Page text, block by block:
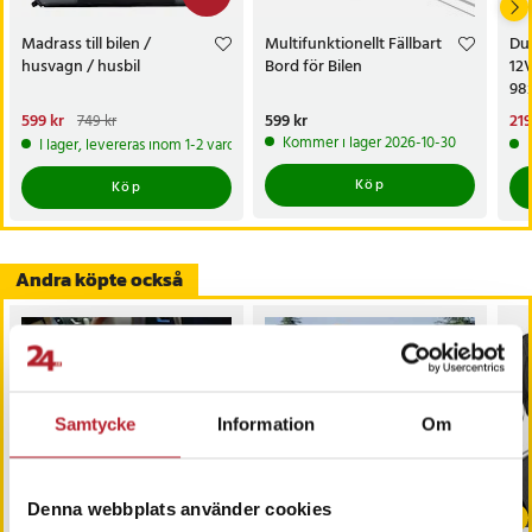
Samtycke Information Om
Denna webbplats använder cookies
- Användning: Bilresor, camping, picknick, gästsäng
Artikelnummer:125664
Madrass till bilen /
husvagn / husbil
Nuvarande pris
599 krTidigare pris:749 kr
599 kr 749 kr
I lager, levereras inom 1-2 vardagar
Köp
Multifunktionellt Fällbart
Bord för Bilen
Pris:599 kr
599 kr
Kommer i lager 2026-10-30
Köp
Andra köpte också
-43%